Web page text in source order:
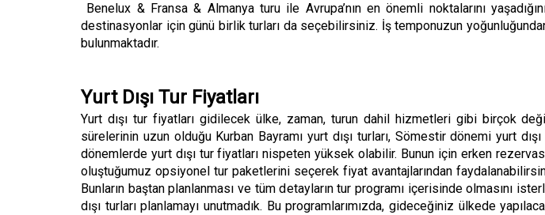
Benelux & Fransa & Almanya turu ile Avrupa’nın en önemli noktalarını
destinasyonlar için günü birlik turları da seçebilirsiniz. İş temponuzun
bulunmaktadır.
Yurt Dışı Tur Fiyatları
Yurt dışı tur fiyatları gidilecek ülke, zaman, turun dahil hizmetleri gibi birçok
sürelerinin uzun olduğu Kurban Bayramı yurt dışı turları, Sömestir dönemi yurt
dönemlerde yurt dışı tur fiyatları nispeten yüksek olabilir. Bunun için erken
oluştuğumuz opsiyonel tur paketlerini seçerek fiyat avantajlarından
Bunların baştan planlanması ve tüm detayların tur programı içerisinde olmasını
dışı turları planlamayı unutmadık. Bu programlarımızda, gideceğiniz ülkede